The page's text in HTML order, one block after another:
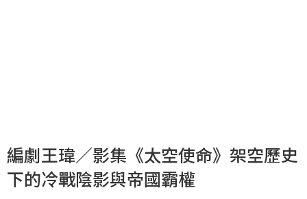
編劇王瑋／影集《太空使命》架空歷史
下的冷戰陰影與帝國霸權